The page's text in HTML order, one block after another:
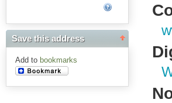
Save this address
Add to bookmarks